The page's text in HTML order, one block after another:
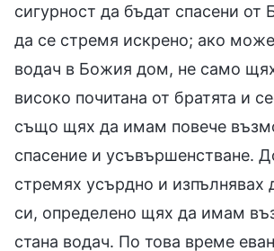
сигурност да бъдат спасени от
да се стремя искрено; ако
водач в Божия дом, не само
високо почитана от братята и
също щях да имам повече
спасение и усъвършенстване.
стремях усърдно и изпълнявах
си, определено щях да имам
стана водач. По това време